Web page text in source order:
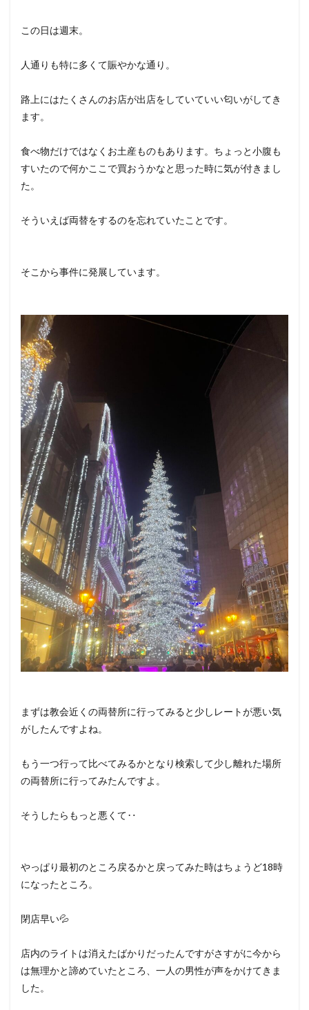
この日は週末。
人通りも特に多くて賑やかな通り。
路上にはたくさんのお店が出店をしていていい匂いがしてき
ます。
食べ物だけではなくお土産ものもあります。ちょっと小腹も
すいたので何かここで買おうかなと思った時に気が付きまし
た。
そういえば両替をするのを忘れていたことです。
そこから事件に発展しています。
まずは教会近くの両替所に行ってみると少しレートが悪い気
がしたんですよね。
もう一つ行って比べてみるかとなり検索して少し離れた場所
の両替所に行ってみたんですよ。
そうしたらもっと悪くて‥
やっぱり最初のところ戻るかと戻ってみた時はちょうど18時
になったところ。
閉店早い💦
店内のライトは消えたばかりだったんですがさすがに今から
は無理かと諦めていたところ、一人の男性が声をかけてきま
した。